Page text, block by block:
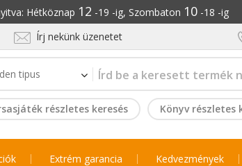
Hétköznap 12 -19 -ig, Szombaton 10-18 -ig
Írj nekünk üzenetet
részletes keresés Könyv részletes
Extrém garancia Kedvezmények